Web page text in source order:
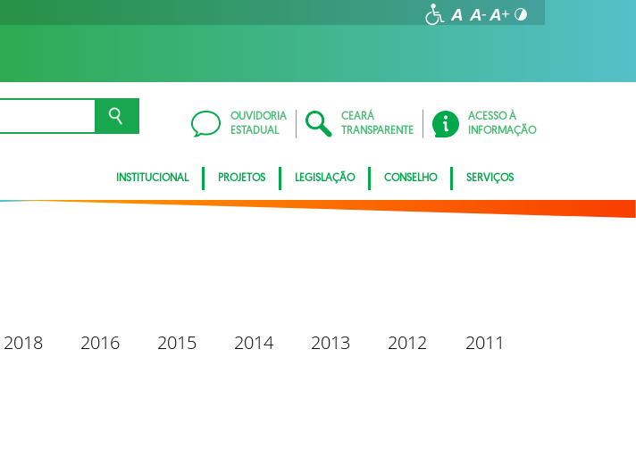
OUVIDORIA
ESTADUAL
CEARÁ
TRANSPARENTE
ACESSO À
INFORMAÇÃO
INSTITUCIONAL PROJETOS LEGISLAÇÃO CONSELHO SERVIÇOS
2018 2016 2015 2014 2013 2012 2011